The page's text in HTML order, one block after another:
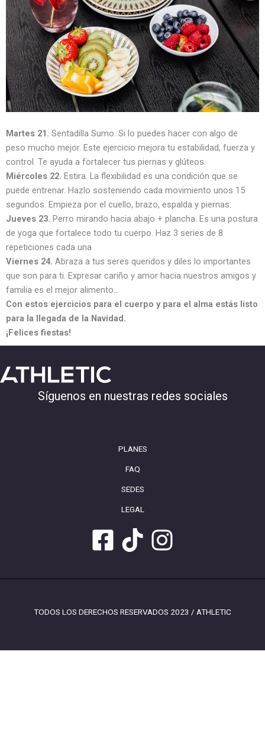
Martes 21. Sentadilla Sumo. Si lo puedes hacer con algo de
peso mucho mejor. Este ejercicio mejora tu estabilidad, fuerza y
control. Te ayuda a fortalecer tus piernas y glúteos.
Miércoles 22. Estira. La flexibilidad es una condición que se
puede entrenar. Hazlo sosteniendo cada movimiento unos 15
segundos. Empieza por el cuello, brazo, espalda y piernas.
Jueves 23. Perro mirando hacia abajo + plancha. Es una postura
de yoga que fortalece todo tu cuerpo. Haz 3 series de 8
repeticiones cada una
Viernes 24. Abraza a tus seres queridos y diles lo importantes
que son para ti. Expresar cariño y amor hacia nuestros amigos y
familia es el mejor alimento…
Con estos ejercicios para el cuerpo y para el alma estás listo
para la llegada de la Navidad.
¡Felices fiestas!
Síguenos en nuestras redes sociales
PLANES
FAQ
SEDES
LEGAL
TODOS LOS DERECHOS RESERVADOS 2023 / ATHLETIC